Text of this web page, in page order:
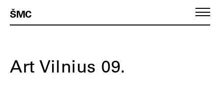
ŠMC
Art Vilnius 09.